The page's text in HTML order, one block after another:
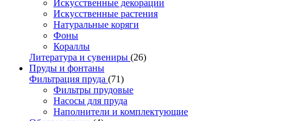
Искусственные декорации
Искусственные растения
Натуральные коряги
Фоны
Кораллы
Литература и сувениры (26)
Пруды и фонтаны
Фильтрация пруда (71)
Фильтры прудовые
Насосы для пруда
Наполнители и комплектующие